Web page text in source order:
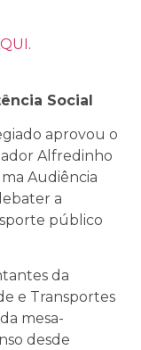
.
Social
aprovou o
Alfredinho
Audiência
a
público
da
e Transportes
mesa-
desde